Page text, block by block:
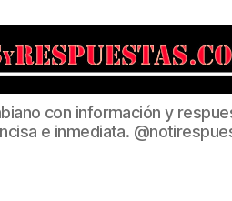
con información y
e inmediata.